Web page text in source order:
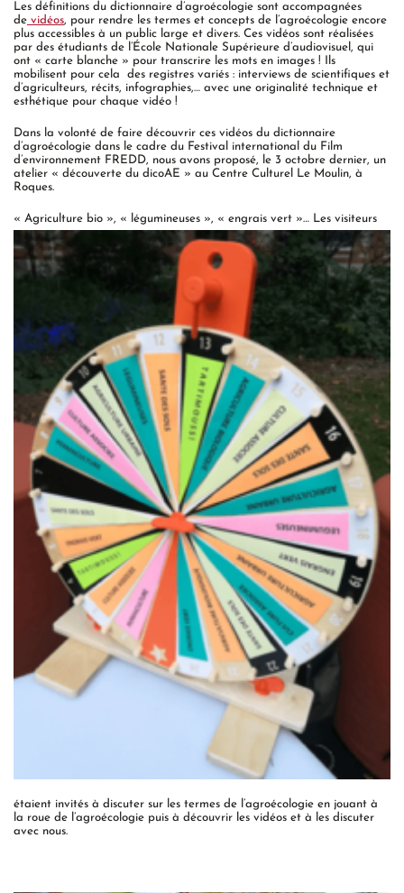
Les définitions du dictionnaire d’agroécologie sont accompagnées
de vidéos, pour rendre les termes et concepts de l’agroécologie encore
plus accessibles à un public large et divers. Ces vidéos sont réalisées
par des étudiants de l’École Nationale Supérieure d’audiovisuel, qui
ont « carte blanche » pour transcrire les mots en images ! Ils
mobilisent pour cela des registres variés : interviews de scientifiques et
d’agriculteurs, récits, infographies,… avec une originalité technique et
esthétique pour chaque vidéo !
Dans la volonté de faire découvrir ces vidéos du dictionnaire
d’agroécologie dans le cadre du Festival international du Film
d’environnement FREDD, nous avons proposé, le 3 octobre dernier, un
atelier « découverte du dicoAE » au Centre Culturel Le Moulin, à
Roques.
« Agricul ture bio », « légumineuses », « engrais vert »… Les visiteurs
étaient invités à discuter sur les termes de l’agroécologie en jouant à
la roue de l’agroécologie puis à découvrir les vidéos et à les discuter
avec nous.